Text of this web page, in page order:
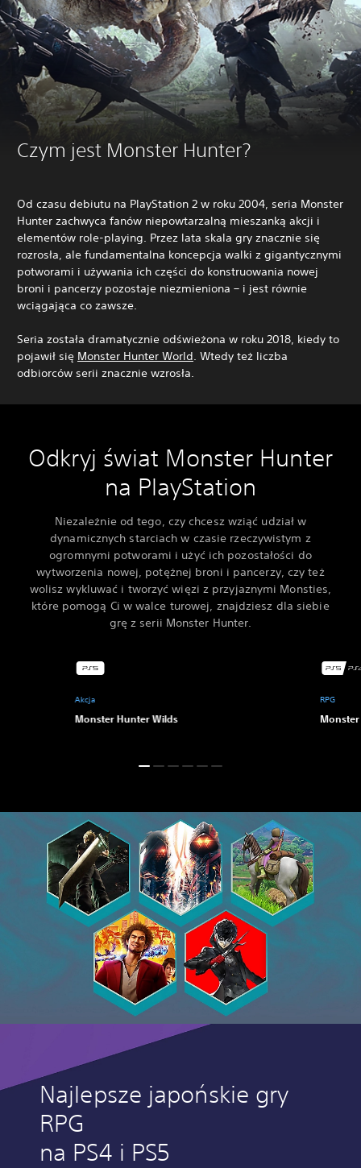
Czym jest Monster Hunter?
Od czasu debiutu na PlayStation 2 w roku 2004, seria Monster
Hunter zachwyca fanów niepowtarzalną mieszanką akcji i
elementów role-playing. Przez lata skala gry znacznie się
rozrosła, ale fundamentalna koncepcja walki z gigantycznymi
potworami i używania ich części do konstruowania nowej
broni i pancerzy pozostaje niezmieniona – i jest równie
wciągająca co zawsze.
Seria została dramatycznie odświeżona w roku 2018, kiedy to
pojawił się Monster Hunter World. Wtedy też liczba
odbiorców serii znacznie wzrosła.
Odkryj świat Monster Hunter
na PlayStation
Niezależnie od tego, czy chcesz wziąć udział w
dynamicznych starciach w czasie rzeczywistym z
ogromnymi potworami i użyć ich pozostałości do
wytworzenia nowej, potężnej broni i pancerzy, czy też
wolisz wykluwać i tworzyć więzi z przyjaznymi Monsties,
które pomogą Ci w walce turowej, znajdziesz dla siebie
grę z serii Monster Hunter.
Akcja
Monster Hunter Wilds
RPG
Najlepsze japońskie gry
RPG
na PS4 i PS5